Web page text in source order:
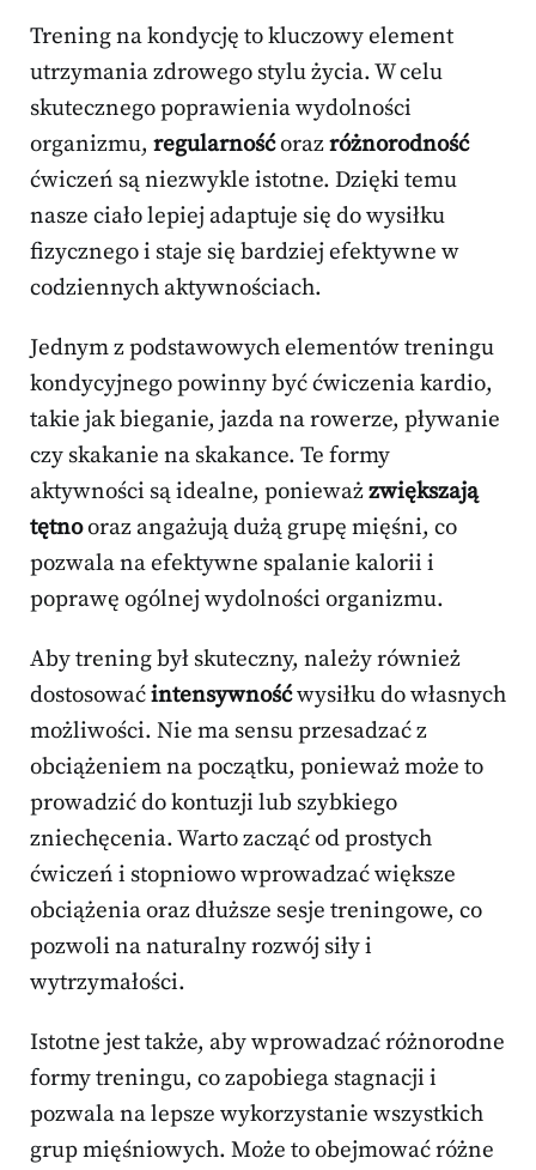
Trening na kondycję to kluczowy element
utrzymania zdrowego stylu życia. W celu
skutecznego poprawienia wydolności
organizmu, regularnośćorazróżnorodność
ćwiczeń są niezwykle istotne. Dzięki temu
nasze ciało lepiej adaptuje się do wysiłku
fizycznego i staje się bardziej efektywne w
codziennych aktywnościach.
Jednym z podstawowych elementów treningu
kondycyjnego powinny być ćwiczenia kardio,
takie jak bieganie, jazda na rowerze, pływanie
czy skakanie na skakance. Te formy
aktywności są idealne, ponieważzwiększają
tętnooraz angażują dużą grupę mięśni, co
pozwala na efektywne spalanie kalorii i
poprawę ogólnej wydolności organizmu.
Aby trening był skuteczny, należy również
dostosowaćintensywnośćwysiłku do własnych
możliwości. Nie ma sensu przesadzać z
obciążeniem na początku, ponieważ może to
prowadzić do kontuzji lub szybkiego
zniechęcenia. Warto zacząć od prostych
ćwiczeń i stopniowo wprowadzać większe
obciążenia oraz dłuższe sesje treningowe, co
pozwoli na naturalny rozwój siły i
wytrzymałości.
Istotne jest także, aby wprowadzać różnorodne
formy treningu, co zapobiega stagnacji i
pozwala na lepsze wykorzystanie wszystkich
grup mięśniowych. Może to obejmować różne